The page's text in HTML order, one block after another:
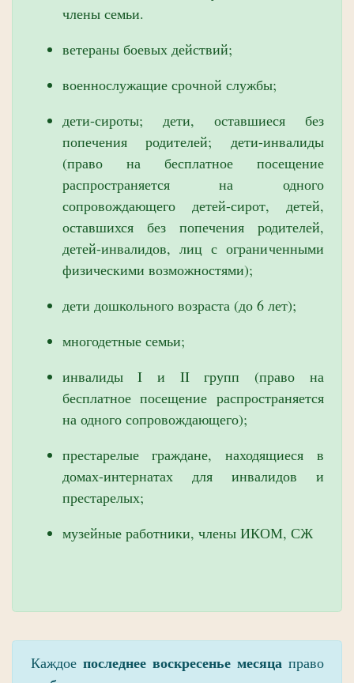
члены семьи.
ветераны боевых действий;
военнослужащие срочной службы;
дети-сироты; дети, оставшиеся без
попечения родителей; дети-инвалиды
(право на бесплатное посещение
распространяется на одного
сопровождающего детей-сирот, детей,
оставшихся без попечения родителей,
детей-инвалидов, лиц с ограниченными
физическими возможностями);
дети дошкольного возраста (до 6 лет);
многодетные семьи;
инвалиды I и II групп (право на
бесплатное посещение распространяется
на одного сопровождающего);
престарелые граждане, находящиеся в
домах-интернатах для инвалидов и
престарелых;
музейные работники, члены ИКОМ, СЖ
Каждое последнее воскресенье месяца право